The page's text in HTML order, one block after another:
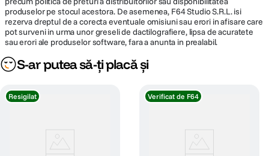
produselor pe stocul acestora. De asemenea, F64 Studio S.R.L. isi
rezerva dreptul de a corecta eventuale omisiuni sau erori in afisare care
pot surveni in urma unor greseli de dactilografiere, lipsa de acuratete
sau erori ale produselor software, fara a anunta in prealabil.
S-ar putea să-ți placă și
Resigilat Verificat de F64